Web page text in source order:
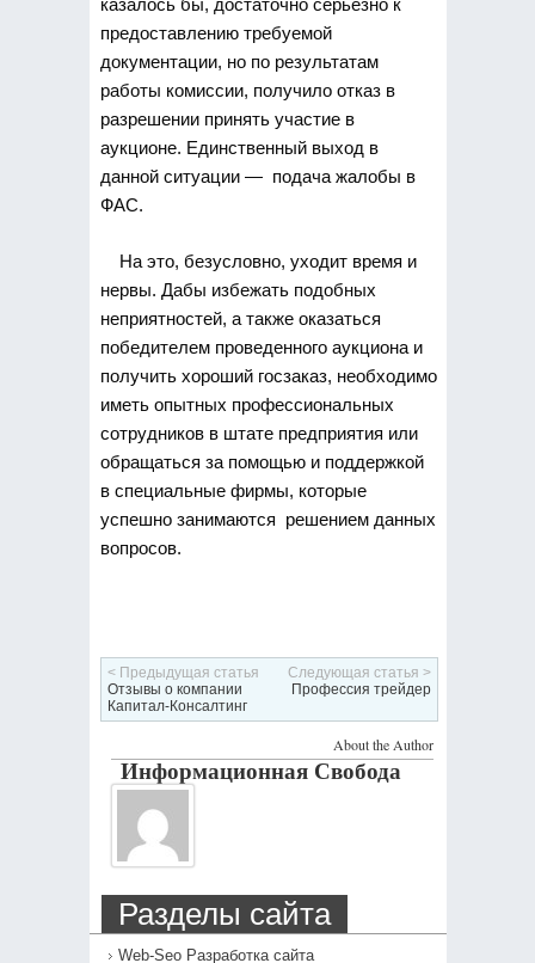
казалось бы, достаточно серьезно к
предоставлению требуемой
документации, но по результатам
работы комиссии, получило отказ в
разрешении принять участие в
аукционе. Единственный выход в
данной ситуации — подача жалобы в
ФАС.
На это, безусловно, уходит время и
нервы. Дабы избежать подобных
неприятностей, а также оказаться
победителем проведенного аукциона и
получить хороший госзаказ, необходимо
иметь опытных профессиональных
сотрудников в штате предприятия или
обращаться за помощью и поддержкой
в специальные фирмы, которые
успешно занимаются решением данных
вопросов.
< Предыдущая статья
Отзывы о компании
Капитал-Консалтинг
Следующая статья >
Профессия трейдер
About the Author
Информационная Свобода
Разделы сайта
Web-Seo Разработка сайта